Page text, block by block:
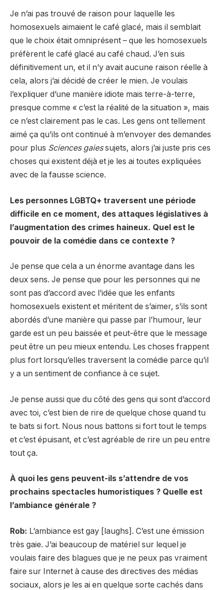
Je n’ai pas trouvé de raison pour laquelle les
homosexuels aimaient le café glacé, mais il semblait
que le choix était omniprésent – que les homosexuels
préfèrent le café glacé au café chaud. J’en suis
définitivement un, et il n’y avait aucune raison réelle à
cela, alors j’ai décidé de créer le mien. Je voulais
l’expliquer d’une manière idiote mais terre-à-terre,
presque comme « c’est la réalité de la situation », mais
ce n’est clairement pas le cas. Les gens ont tellement
aimé ça qu’ils ont continué à m’envoyer des demandes
pour plus Sciences gaiessujets, alors j’ai juste pris ces
choses qui existent déjà et je les ai toutes expliquées
avec de la fausse science.
Les personnes LGBTQ+ traversent une période
difficile en ce moment, des attaques législatives à
l’augmentation des crimes haineux. Quel est le
pouvoir de la comédie dans ce contexte ?
Je pense que cela a un énorme avantage dans les
deux sens. Je pense que pour les personnes qui ne
sont pas d’accord avec l’idée que les enfants
homosexuels existent et méritent de s’aimer, s’ils sont
abordés d’une manière qui passe par l’humour, leur
garde est un peu baissée et peut-être que le message
peut être un peu mieux entendu. Les choses frappent
plus fort lorsqu’elles traversent la comédie parce qu’il
y a un sentiment de confiance à ce sujet.
Je pense aussi que du côté des gens qui sont d’accord
avec toi, c’est bien de rire de quelque chose quand tu
te bats si fort. Nous nous battons si fort tout le temps
et c’est épuisant, et c’est agréable de rire un peu entre
tout ça.
À quoi les gens peuvent-ils s’attendre de vos
prochains spectacles humoristiques ? Quelle est
l’ambiance générale ?
Rob: L’ambiance est gay [laughs]. C’est une émission
très gaie. J’ai beaucoup de matériel sur lequel je
voulais faire des blagues que je ne peux pas vraiment
faire sur Internet à cause des directives des médias
sociaux, alors je les ai en quelque sorte cachés dans